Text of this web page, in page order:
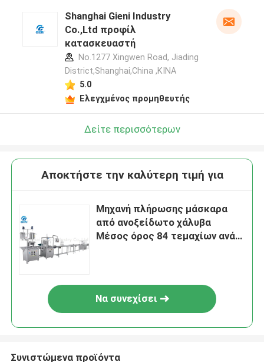
Shanghai Gieni Industry
Co.,Ltd προφίλ
κατασκευαστή
No.1277 Xingwen Road, Jiading
District,Shanghai,China ,ΚΙΝΑ
5.0
Ελεγχμένος προμηθευτής
Δείτε περισσότερων
Αποκτήστε την καλύτερη τιμή για
Μηχανή πλήρωσης μάσκαρα
από ανοξείδωτο χάλυβα
Μέσος όρος 84 τεμαχίων ανά
Να συνεχίσει
Συνιστώμενα προϊόντα